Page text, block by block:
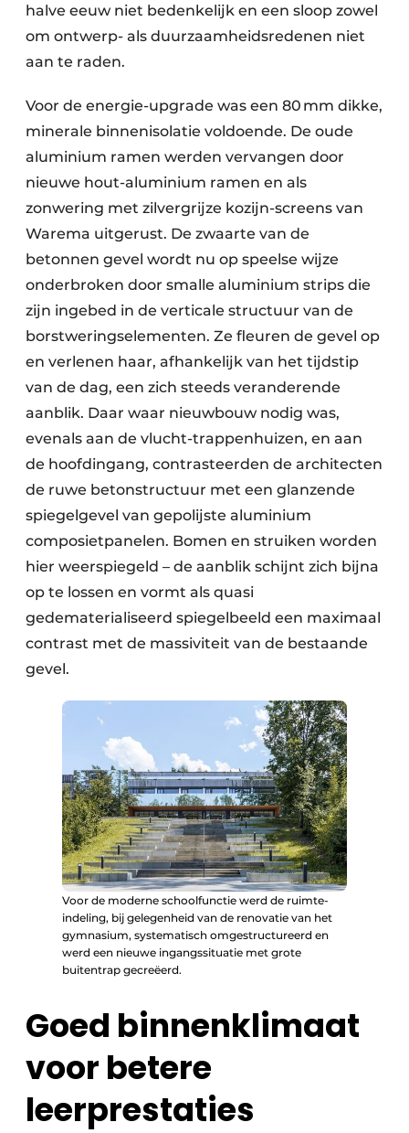
halve eeuw niet bedenkelijk en een sloop zowel
om ontwerp- als duurzaamheidsredenen niet
aan te raden.
Voor de energie-upgrade was een 80 mm dikke,
minerale binnenisolatie voldoende. De oude
aluminium ramen werden vervangen door
nieuwe hout-aluminium ramen en als
zonwering met zilvergrijze kozijn-screens van
Warema uitgerust. De zwaarte van de
betonnen gevel wordt nu op speelse wijze
onderbroken door smalle aluminium strips die
zijn ingebed in de verticale structuur van de
borstweringselementen. Ze fleuren de gevel op
en verlenen haar, afhankelijk van het tijdstip
van de dag, een zich steeds veranderende
aanblik. Daar waar nieuwbouw nodig was,
evenals aan de vlucht-trappenhuizen, en aan
de hoofdingang, contrasteerden de architecten
de ruwe betonstructuur met een glanzende
spiegelgevel van gepolijste aluminium
composietpanelen. Bomen en struiken worden
hier weerspiegeld – de aanblik schijnt zich bijna
op te lossen en vormt als quasi
gedematerialiseerd spiegelbeeld een maximaal
contrast met de massiviteit van de bestaande
gevel.
Voor de moderne schoolfunctie werd de ruimte-
indeling, bij gelegenheid van de renovatie van het
gymnasium, systematisch omgestructureerd en
werd een nieuwe ingangssituatie met grote
buitentrap gecreëerd.
Goed binnenklimaat
voor betere
leerprestaties